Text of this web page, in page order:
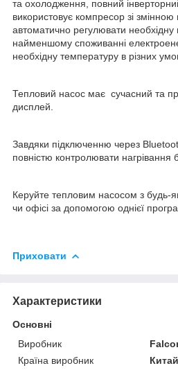
та охолодження, повний
використовує компресор зі
автоматично регулювати необхідну
найменшому споживанні
необхідну температуру в різних
Тепловий насос має сучасний та
дисплей.
Завдяки підключенню через
повністю контролювати нагрівання
Керуйте тепловим насосом з будь-
чи офісі за допомогою однієї
Приховати
Характеристики
Основні
Виробник
Країна виробник
Китай